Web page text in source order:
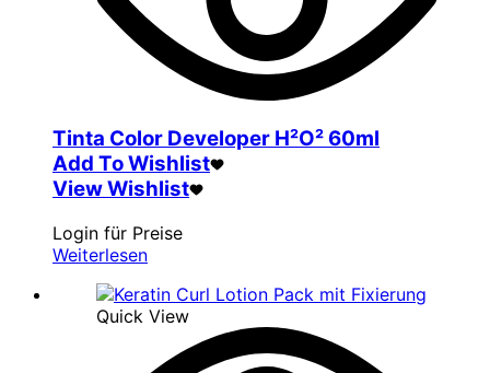
Tinta Color Developer H²O² 60ml
Add To Wishlist
View Wishlist
Login für Preise
Weiterlesen
Quick View